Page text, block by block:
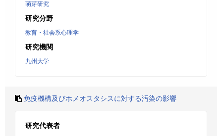
萌芽研究
研究分野
教育・社会系心理学
研究機関
九州大学
免疫機構及びホメオスタシスに対する汚染の影響
研究代表者